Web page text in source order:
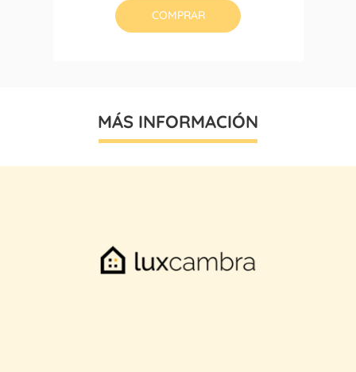
COMPRAR
MÁS INFORMACIÓN